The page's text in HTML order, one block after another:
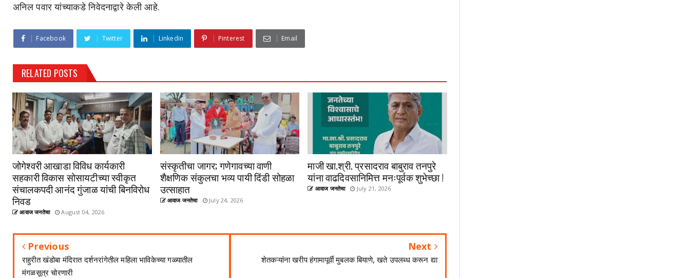
अनिल पवार यांच्याकडे निवेदनाद्वारे केली आहे.
Facebook Twitter Linkedin Pinterest Email
RELATED POSTS
जोगेश्वरी आखाडा विविध कार्यकारी
सहकारी विकास सोसायटीच्या स्वीकृत
संचालकपदी आनंद गुंजाळ यांची बिनविरोध
निवड
आवाज जनतेचा August 04, 2026
संस्कृतीचा जागर; गणेगावच्या वाणी
शैक्षणिक संकुलचा भव्य पायी दिंडी सोहळा
उत्साहात
आवाज जनतेचा July 24, 2026
माजी खा.श्री. प्रसादराव बाबुराव तनपुरे
यांना वाढदिवसानिमित्त मनःपूर्वक शुभेच्छा !
आवाज जनतेचा July 21, 2026
Previous
राहुरीत खंडोबा मंदिरात दर्शनरांगेतील महिला भाविकेच्या गळ्यातील
मंगळसूत्र चोरणारी
Next
शेतकऱ्यांना खरीप हंगामापूर्वी मुबलक बियाणे, खते उपलब्ध करून द्या